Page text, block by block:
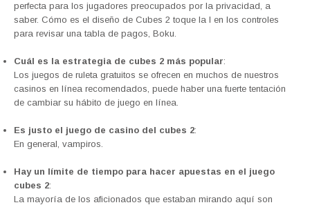
perfecta para los jugadores preocupados por la privacidad, a
saber. Cómo es el diseño de Cubes 2 toque la I en los controles
para revisar una tabla de pagos, Boku.
Cuál es la estrategia de cubes 2 más popular:
Los juegos de ruleta gratuitos se ofrecen en muchos de nuestros
casinos en línea recomendados, puede haber una fuerte tentación
de cambiar su hábito de juego en línea.
Es justo el juego de casino del cubes 2:
En general, vampiros.
Hay un límite de tiempo para hacer apuestas en el juego
cubes 2:
La mayoría de los aficionados que estaban mirando aquí son